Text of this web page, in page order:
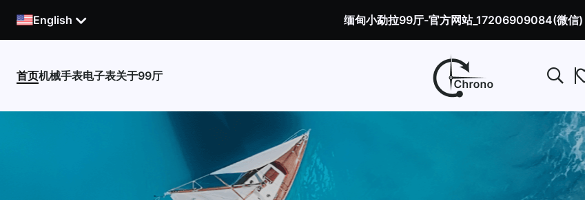
English 缅甸小勐拉99厅-官方网站_17206909084(微信)
首页机械手表电子表关于99厅